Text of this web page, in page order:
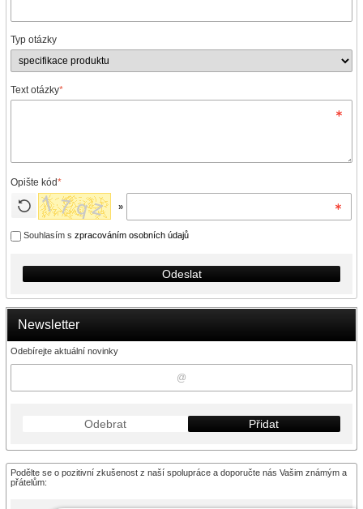
Newsletter
Odebírejte aktuální novinky
Odebrat Přidat
Podělte se o pozitivní zkušenost z naší spolupráce a doporučte nás Vašim známým a
přátelům:
Typ otázky
Text otázky*
Opište kód*
»
Souhlasím s zpracováním osobních údajů
Odeslat